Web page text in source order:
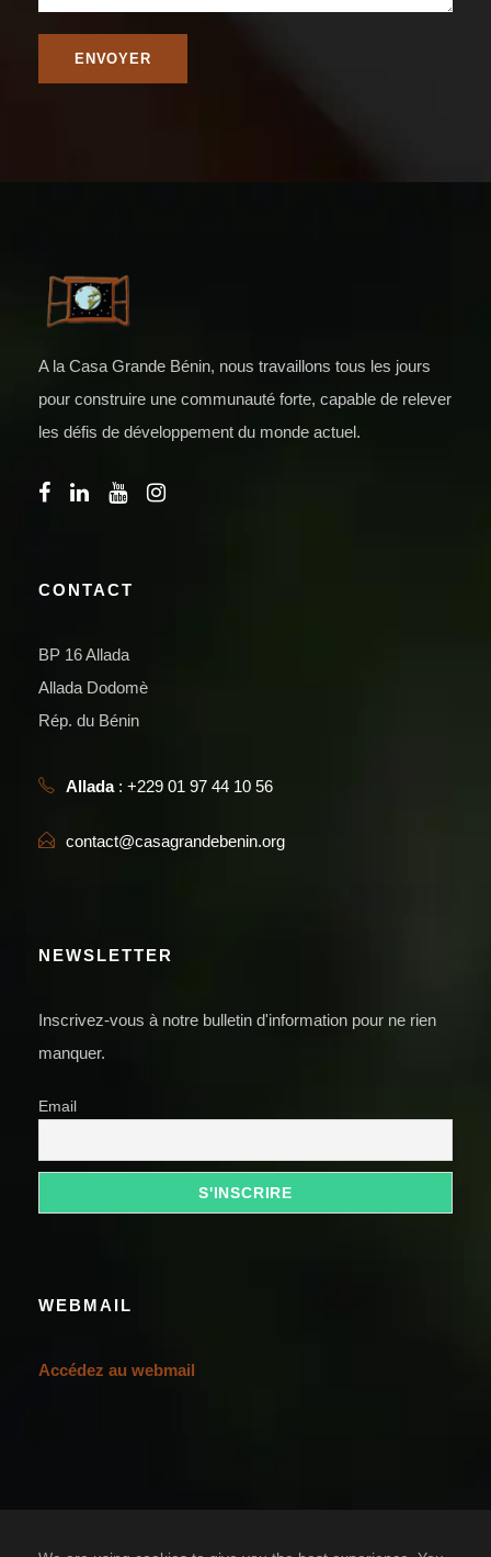
A la Casa Grande Bénin, nous travaillons tous les jours
pour construire une communauté forte, capable de relever
les défis de développement du monde actuel.
CONTACT
BP 16 Allada
Allada Dodomè
Rép. du Bénin
Allada: +229 01 97 44 10 56
contact@casagrandebenin.org
NEWSLETTER
Inscrivez-vous à notre bulletin d'information pour ne rien
manquer.
Email
WEBMAIL
Accédez au webmail